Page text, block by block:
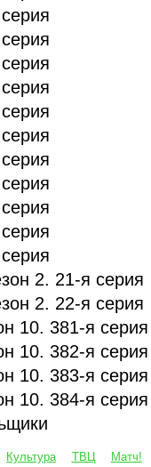
2. 21-я серия
2. 22-я серия
10. 381-я серия
10. 382-я серия
10. 383-я серия
10. 384-я серия
Культура ТВЦ
Матч!